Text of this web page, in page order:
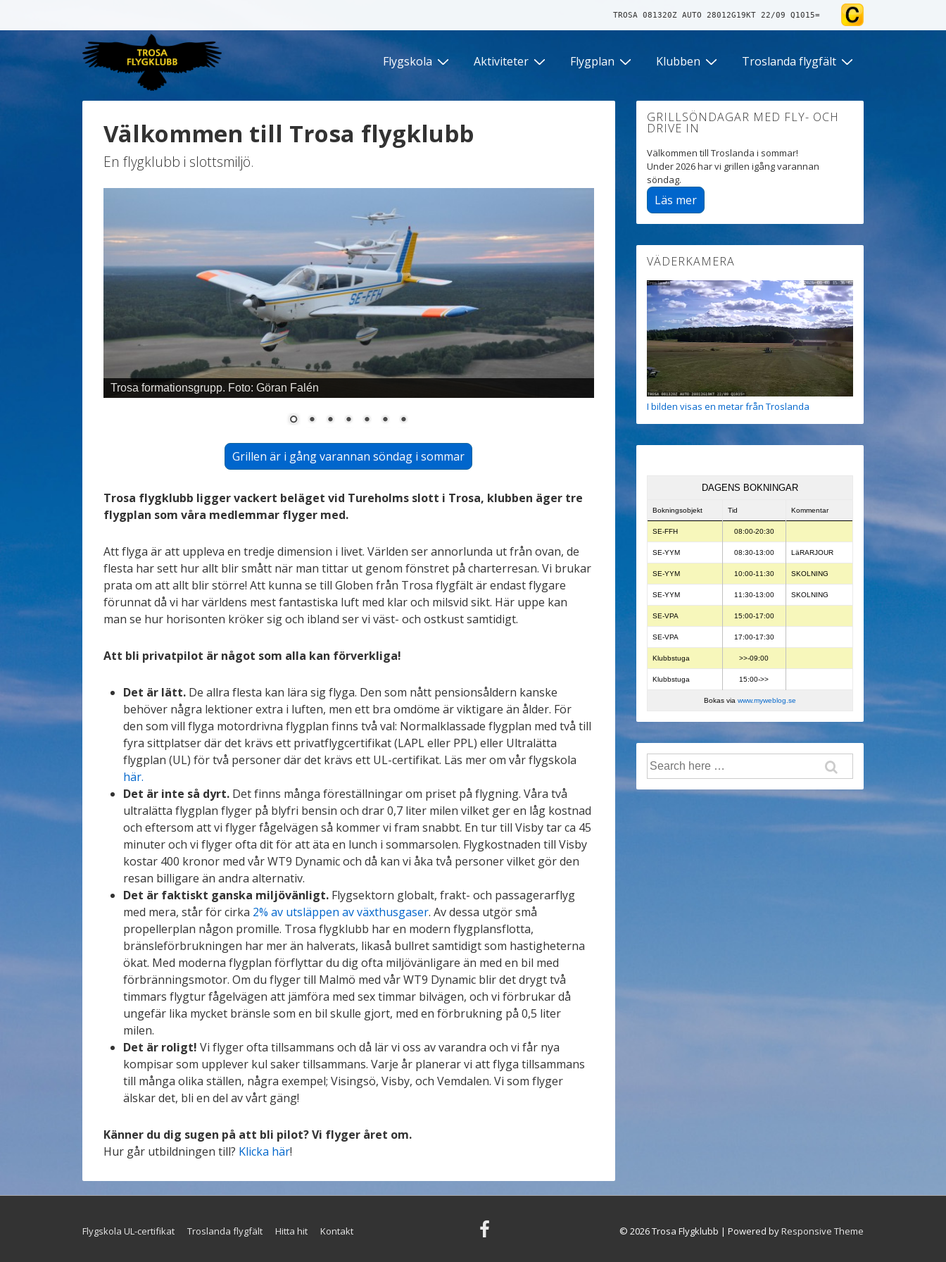
TROSA 081320Z AUTO 28012G19KT 22/09 Q1015=
Navigation Flygskola Aktiviteter Flygplan Klubben Troslanda flygfält
Välkommen till Trosa flygklubb
En flygklubb i slottsmiljö.
Trosa formationsgrupp. Foto: Göran Falén
Grillen är i gång varannan söndag i sommar
Trosa flygklubb ligger vackert beläget vid Tureholms slott i Trosa, klubben äger tre
flygplan som våra medlemmar flyger med.
Att flyga är att uppleva en tredje dimension i livet. Världen ser annorlunda ut från ovan, de
flesta har sett hur allt blir smått när man tittar ut genom fönstret på charterresan. Vi brukar
prata om att allt blir större! Att kunna se till Globen från Trosa flygfält är endast flygare
förunnat då vi har världens mest fantastiska luft med klar och milsvid sikt. Här uppe kan
man se hur horisonten kröker sig och ibland ser vi väst- och ostkust samtidigt.
Att bli privatpilot är något som alla kan förverkliga!
Det är lätt. De allra flesta kan lära sig flyga. Den som nått pensionsåldern kanske
behöver några lektioner extra i luften, men ett bra omdöme är viktigare än ålder. För
den som vill flyga motordrivna flygplan finns två val: Normalklassade flygplan med två till
fyra sittplatser där det krävs ett privatflygcertifikat (LAPL eller PPL) eller Ultralätta
flygplan (UL) för två personer där det krävs ett UL-certifikat. Läs mer om vår flygskola
här.
Det är inte så dyrt. Det finns många föreställningar om priset på flygning. Våra två
ultralätta flygplan flyger på blyfri bensin och drar 0,7 liter milen vilket ger en låg kostnad
och eftersom att vi flyger fågelvägen så kommer vi fram snabbt. En tur till Visby tar ca 45
minuter och vi flyger ofta dit för att äta en lunch i sommarsolen. Flygkostnaden till Visby
kostar 400 kronor med vår WT9 Dynamic och då kan vi åka två personer vilket gör den
resan billigare än andra alternativ.
Det är faktiskt ganska miljövänligt. Flygsektorn globalt, frakt- och passagerarflyg
med mera, står för cirka 2% av utsläppen av växthusgaser. Av dessa utgör små
propellerplan någon promille. Trosa flygklubb har en modern flygplansflotta,
bränsleförbrukningen har mer än halverats, likaså bullret samtidigt som hastigheterna
ökat. Med moderna flygplan förflyttar du dig ofta miljövänligare än med en bil med
förbränningsmotor. Om du flyger till Malmö med vår WT9 Dynamic blir det drygt två
timmars flygtur fågelvägen att jämföra med sex timmar bilvägen, och vi förbrukar då
ungefär lika mycket bränsle som en bil skulle gjort, med en förbrukning på 0,5 liter
milen.
Det är roligt! Vi flyger ofta tillsammans och då lär vi oss av varandra och vi får nya
kompisar som upplever kul saker tillsammans. Varje år planerar vi att flyga tillsammans
till många olika ställen, några exempel; Visingsö, Visby, och Vemdalen. Vi som flyger
älskar det, bli en del av vårt gäng!
Känner du dig sugen på att bli pilot? Vi flyger året om.
Hur går utbildningen till? Klicka här!
GRILLSÖNDAGAR MED FLY- OCH
DRIVE IN
Välkommen till Troslanda i sommar!
Under 2026 har vi grillen igång varannan
söndag.
Läs mer
VÄDERKAMERA
I bilden visas en metar från Troslanda
DAGENS BOKNINGAR
Bokningsobjekt Tid Kommentar
SE-FFH 08:00-20:30
SE-YYM 08:30-13:00 LäRARJOUR
SE-YYM 10:00-11:30 SKOLNING
SE-YYM 11:30-13:00 SKOLNING
SE-VPA 15:00-17:00
SE-VPA 17:00-17:30
Klubbstuga >>-09:00
Klubbstuga 15:00->>
Bokas via www.myweblog.se
Search
for:
Footer
Flygskola UL-certifikat Troslanda flygfält Hitta hit Kontakt © 2026Trosa Flygklubb | Powered byResponsive Theme